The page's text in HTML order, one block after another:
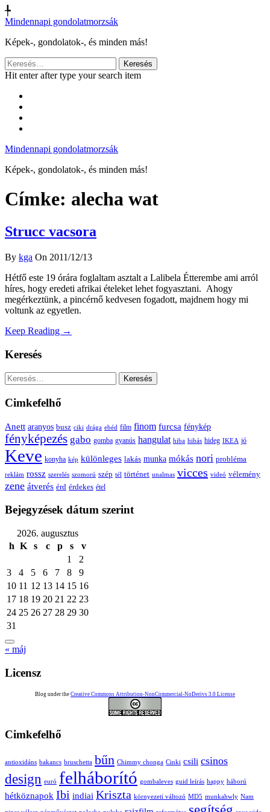
╄
Mindennapi gondolatmorzsák
Képek-, gondolatok-, és minden más!
Keresés:
Hit enter after type your search item
Mindennapi gondolatmorzsák
Képek-, gondolatok-, és minden más!
Címke: alecha wat
Strucc vacsora
By kga On 2011/12/13
Hétfő este 19 órára foglaltam asztalt a Lalibela Étterembe ami arról
híres, hogy eredeti afrikai ételeket lehet fogyasztani. Ahogy
megérkeztünk, a pincérnő kedvesen fogadott, majdnem hogy mi
voltunk az egyetlen.
Keep Reading →
Keresés
Keresés:
Cimkefelhő
Anett aranyos busz ciki drága ebéd film finom furcsa fénykép
fényképezés gabo gomba gyanús hangulat hiba hibás hideg IKEA jó
Keve konyha kép különleges lakás munka mókás nori probléma
reklám rossz szerelés szomorú szép tél történet unalmas vicces videó vélemény
zene átverés érd érdekes étel
Bejegyzések dátum szerint
2026. augusztus
h K s c p s
v
1
2
3
4 5 6 7 8
9
10 11 12 13 14 15 16
17 18 19 20 21 22 23
24 25 26 27 28 29 30
31
« máj
Licensz
Blog under the Creative Commons Attribution-NonCommercial-NoDerivs 3.0 License
Cimkefelhő
antioxidáns bakancs bruschetta bűn Chimmy chonga Cinki csili csinos
design euró felháborító gombaleves guid leírás happy háború
hétköznapok Ibi indiai Kriszta környezeti változó MD5 munkahwly Nam